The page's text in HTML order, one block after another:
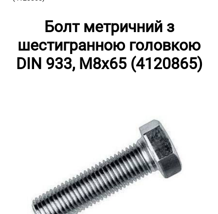
Болт метричний з
шестигранною головкою
DIN 933, М8х65 (4120865)